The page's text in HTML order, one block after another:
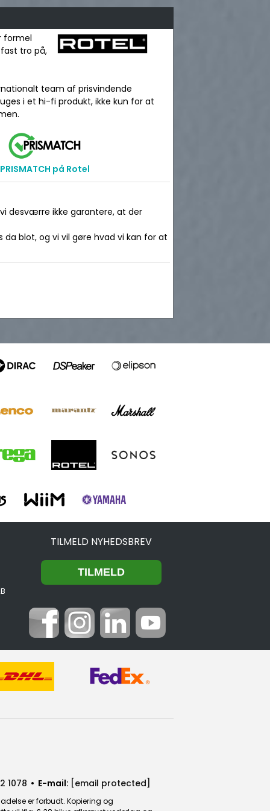
formel
tro på,
team af prisvindende
i et hi-fi produkt, ikke kun for at
PRISMATCH på Rotel
desværre ikke garantere, at der
blot, og vi vil gøre hvad vi kan for at
TILMELD NYHEDSBREV
1078 • E-mail: [email protected]
er forbudt. Kopiering og